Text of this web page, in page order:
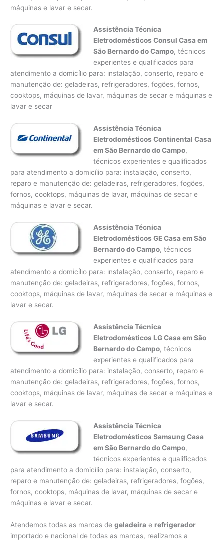
máquinas e lavar e secar.
Assistência Técnica
Eletrodomésticos Consul Casa em
São Bernardo do Campo, técnicos
experientes e qualificados para
atendimento a domicílio para: instalação, conserto, reparo e
manutenção de: geladeiras, refrigeradores, fogões, fornos,
cooktops, máquinas de lavar, máquinas de secar e máquinas e
lavar e secar
Assistência Técnica
Eletrodomésticos Continental Casa
em São Bernardo do Campo,
técnicos experientes e qualificados
para atendimento a domicílio para: instalação, conserto,
reparo e manutenção de: geladeiras, refrigeradores, fogões,
fornos, cooktops, máquinas de lavar, máquinas de secar e
máquinas e lavar e secar.
Assistência Técnica
Eletrodomésticos GE Casa em São
Bernardo do Campo, técnicos
experientes e qualificados para
atendimento a domicílio para: instalação, conserto, reparo e
manutenção de: geladeiras, refrigeradores, fogões, fornos,
cooktops, máquinas de lavar, máquinas de secar e máquinas e
lavar e secar.
Assistência Técnica
Eletrodomésticos LG Casa em São
Bernardo do Campo, técnicos
experientes e qualificados para
atendimento a domicílio para: instalação, conserto, reparo e
manutenção de: geladeiras, refrigeradores, fogões, fornos,
cooktops, máquinas de lavar, máquinas de secar e máquinas e
lavar e secar.
Assistência Técnica
Eletrodomésticos Samsung Casa
em São Bernardo do Campo,
técnicos experientes e qualificados
para atendimento a domicílio para: instalação, conserto,
reparo e manutenção de: geladeiras, refrigeradores, fogões,
fornos, cooktops, máquinas de lavar, máquinas de secar e
máquinas e lavar e secar.
Atendemos todas as marcas degeladeira e refrigerador
importado e nacional de todas as marcas, realizamos a